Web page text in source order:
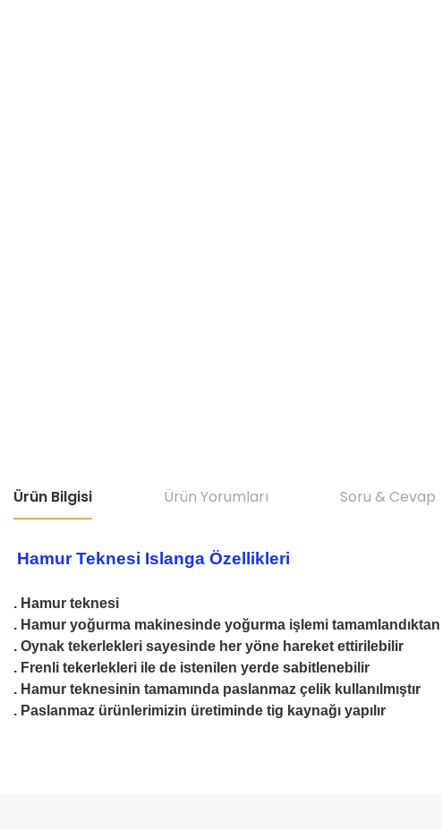
Ürün Bilgisi Ürün Yorumları Soru & Cevap
Hamur Teknesi Islanga Özellikleri
. Hamur teknesi
. Hamur yoğurma makinesinde yoğurma işlemi tamamlandıktan
. Oynak tekerlekleri sayesinde her yöne hareket ettirilebilir
. Frenli tekerlekleri ile de istenilen yerde sabitlenebilir
. Hamur teknesinin tamamında paslanmaz çelik kullanılmıştır
. Paslanmaz ürünlerimizin üretiminde tig kaynağı yapılır